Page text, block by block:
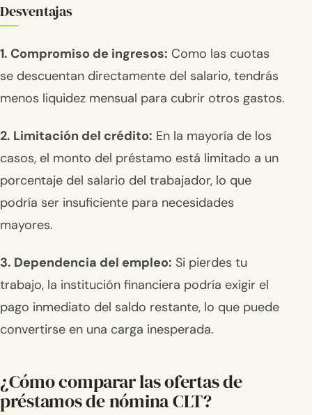
Desventajas
1. Compromiso de ingresos: Como las cuotas
se descuentan directamente del salario, tendrás
menos liquidez mensual para cubrir otros gastos.
2. Limitación del crédito: En la mayoría de los
casos, el monto del préstamo está limitado a un
porcentaje del salario del trabajador, lo que
podría ser insuficiente para necesidades
mayores.
3. Dependencia del empleo: Si pierdes tu
trabajo, la institución financiera podría exigir el
pago inmediato del saldo restante, lo que puede
convertirse en una carga inesperada.
¿Cómo comparar las ofertas de
préstamos de nómina CLT?